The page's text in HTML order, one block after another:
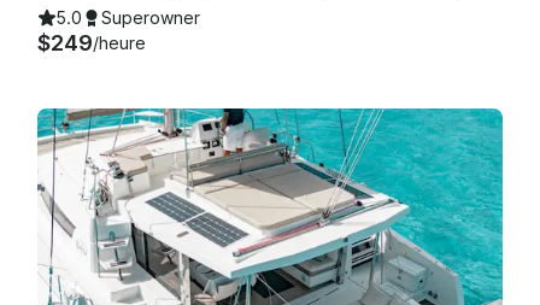
5.0 Superowner
$249/heure